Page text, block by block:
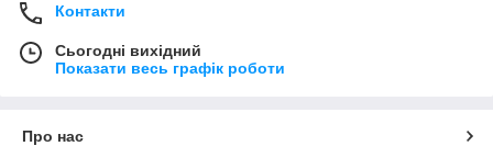
Контакти
Сьогодні вихідний
Показати весь графік роботи
Про нас